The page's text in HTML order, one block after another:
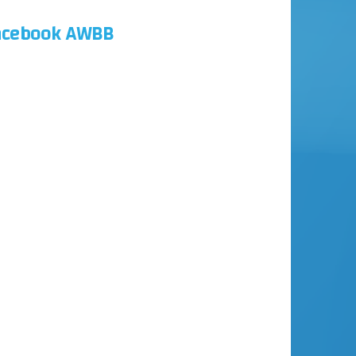
AWBB